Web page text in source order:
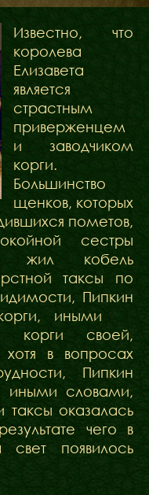
Известно, что
королева
Елизавета
является
страстным
приверженцем
и заводчиком
корги.
Большинство
щенков, которых
пометов,
сестры
жил кобель
таксы по
Пипкин
иными
корги своей,
в вопросах
Пипкин
( иными словами,
оказалась
чего в
появилось